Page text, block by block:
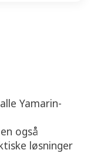
Yamarin-
også
løsninger